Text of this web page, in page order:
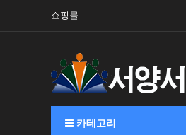
쇼핑몰
카테고리